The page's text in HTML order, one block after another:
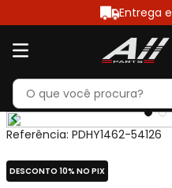
Entrega
Referência: PDHY1462-54126
DESCONTO 10% NO PIX